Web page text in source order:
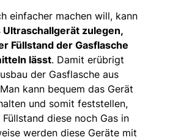
einfacher machen will, kann
Ultraschallgerät zulegen,
Füllstand der Gasflasche
lässt. Damit erübrigt
der Gasflasche aus
kann bequem das Gerät
und somit feststellen,
diese noch Gas in
werden diese Geräte mit